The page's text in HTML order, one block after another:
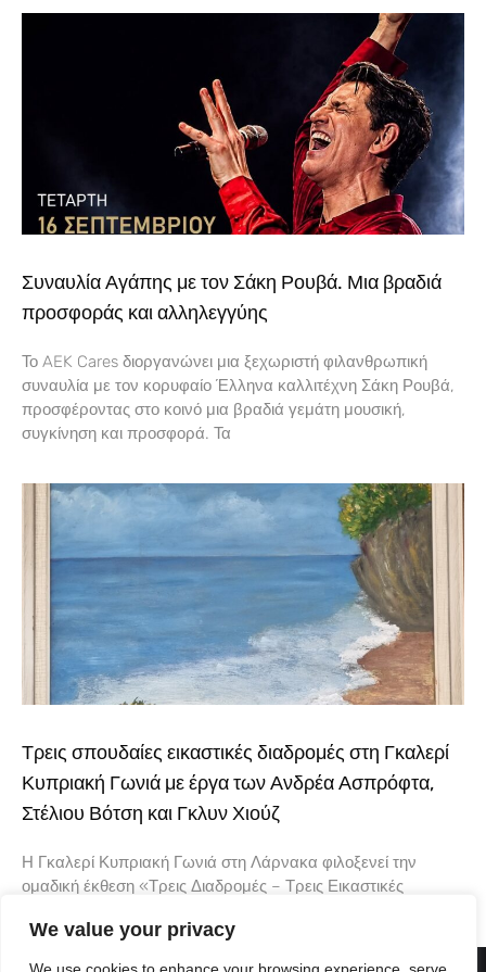
We value your privacy
Συναυλία Αγάπης με τον Σάκη Ρουβά. Μια βραδιά
προσφοράς και αλληλεγγύης
Το AEK Cares διοργανώνει μια ξεχωριστή φιλανθρωπική
συναυλία με τον κορυφαίο Έλληνα καλλιτέχνη Σάκη Ρουβά,
προσφέροντας στο κοινό μια βραδιά γεμάτη μουσική,
συγκίνηση και προσφορά. Τα
Τρεις σπουδαίες εικαστικές διαδρομές στη Γκαλερί
Κυπριακή Γωνιά με έργα των Ανδρέα Ασπρόφτα,
Στέλιου Βότση και Γκλυν Χιούζ
Η Γκαλερί Κυπριακή Γωνιά στη Λάρνακα φιλοξενεί την
ομαδική έκθεση «Τρεις Διαδρομές – Τρεις Εικαστικές
κοντά τρεις δημιουργούς με διαφορετική καλλιτεχνική